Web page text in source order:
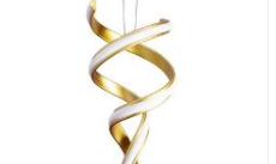
Login
Criar conta